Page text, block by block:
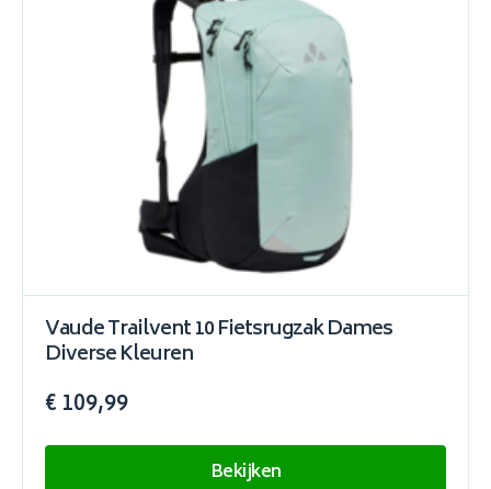
Vaude Trailvent 10 Fietsrugzak Dames
Diverse Kleuren
€ 109,99
Bekijken